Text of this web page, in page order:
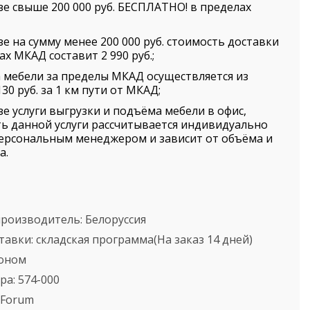
свыше 200 000 руб. БЕСПЛАТНО! в пределах
на сумму менее 200 000 руб. стоимость доставки
МКАД составит 2 990 руб.;
мебели за пределы МКАД осуществляется из
руб. за 1 км пути от МКАД;
услуги выгрузки и подъёма мебели в офис,
данной услуги рассчитывается индивидуально
менеджером и зависит от объёма и
Белоруссия
складская программа(На заказ 14 дней)
574-000
Forum